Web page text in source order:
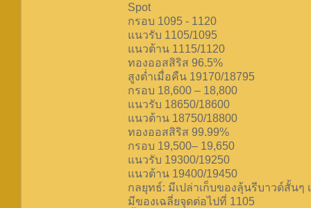
Spot
กรอบ 1095 - 1120
แนวรับ 1105/1095
แนวต้าน 1115/1120
ทองออสสิริส 96.5%
สูงต่ำเมื่อคืน 19170/18795
กรอบ 18,600 – 18,800
แนวรับ 18650/18600
แนวต้าน 18750/18800
ทองออสสิริส 99.99%
กรอบ 19,500– 19,650
แนวรับ 19300/19250
แนวต้าน 19400/19450
กลยุทธ์: มีเปล่าเก็บของลุ้นรีบาวด์สั้นๆ
มีของเฉลี่ยจุดต่อไปที่ 1105